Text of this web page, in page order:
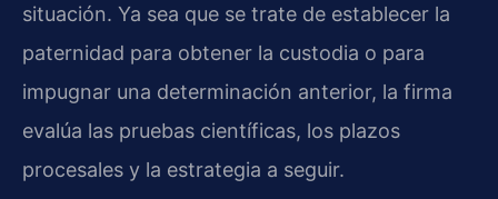
situación. Ya sea que se trate de establecer la
paternidad para obtener la custodia o para
impugnar una determinación anterior, la firma
evalúa las pruebas científicas, los plazos
procesales y la estrategia a seguir.